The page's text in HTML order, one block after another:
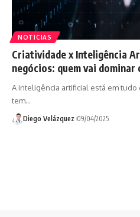
NOTICIAS
Criatividade x Inteligência
negócios: quem vai
A inteligência artificial está em tudo
tem…
Diego Velázquez 09/04/2025